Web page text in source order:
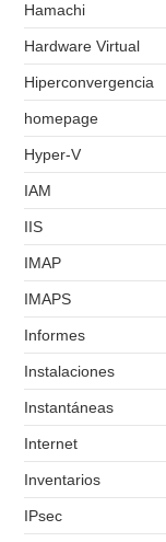
Hamachi
Hardware Virtual
Hiperconvergencia
homepage
Hyper-V
IAM
IIS
IMAP
IMAPS
Informes
Instalaciones
Instantáneas
Internet
Inventarios
IPsec